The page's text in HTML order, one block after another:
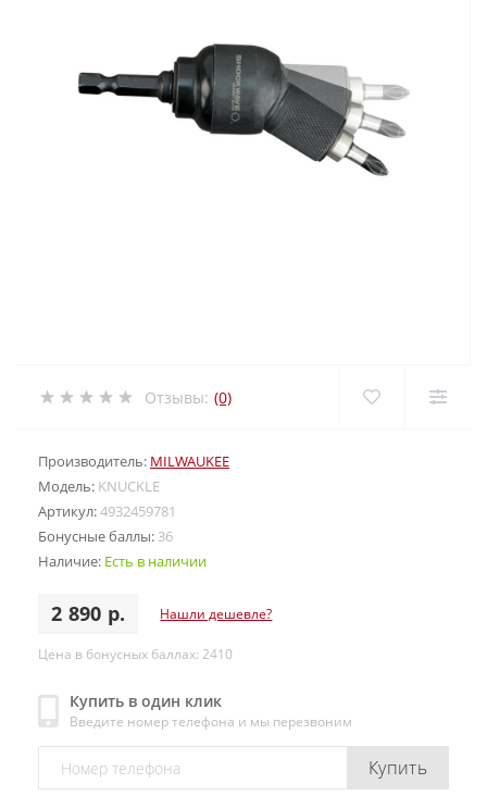
Отзывы: (0)
Производитель: MILWAUKEE
Модель: KNUCKLE
Артикул:4932459781
Бонусные баллы: 36
Наличие: Есть в наличии
2 890 р. Нашли дешевле?
Цена в бонусных баллах: 2410
Купить в один клик
Введите номер телефона и мы перезвоним
Купить